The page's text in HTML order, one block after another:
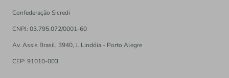
Confederação Sicredi
CNPJ: 03.795.072/0001-60
Av. Assis Brasil, 3940, J. Lindóia - Porto Alegre
CEP: 91010-003